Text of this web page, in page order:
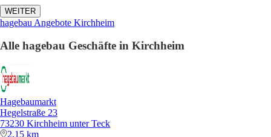
WEITER
hagebau Angebote Kirchheim
Alle hagebau Geschäfte in Kirchheim
Hagebaumarkt
Hegelstraße 23
73230 Kirchheim unter Teck
2,15 km